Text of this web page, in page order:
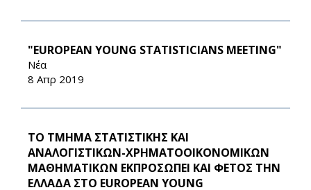
"EUROPEAN YOUNG STATISTICIANS MEETING"
Νέα
8 Απρ 2019
ΤΟ ΤΜΗΜΑ ΣΤΑΤΙΣΤΙΚΗΣ ΚΑΙ
ΑΝΑΛΟΓΙΣΤΙΚΩΝ-ΧΡΗΜΑΤΟΟΙΚΟΝΟΜΙΚΩΝ
ΜΑΘΗΜΑΤΙΚΩΝ ΕΚΠΡΟΣΩΠΕΙ ΚΑΙ ΦΕΤΟΣ ΤΗΝ
ΕΛΛΑΔΑ ΣΤΟ EUROPEAN YOUNG